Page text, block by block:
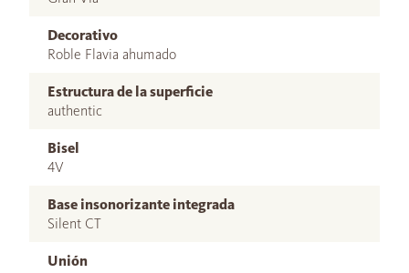
Decorativo
Roble Flavia ahumado
Estructura de la superficie
authentic
Bisel
4V
Base insonorizante integrada
Silent CT
Unión